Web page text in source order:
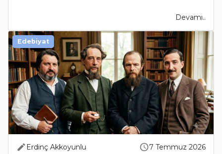
Devamı..
Erdinç Akkoyunlu 7 Temmuz 2026
Edebiyat